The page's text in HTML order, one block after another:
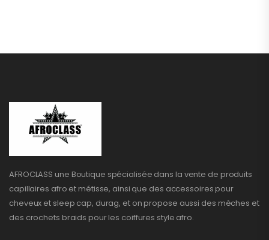
AFROCLASS une Boutique spécialisée dans la vente de produits
capillaires afro et métisse, ainsi que des accessoires pour
cheveux et sleep cap, durag, et on propose aussi des mèches et
des crochets braids pour les coiffures style afro.